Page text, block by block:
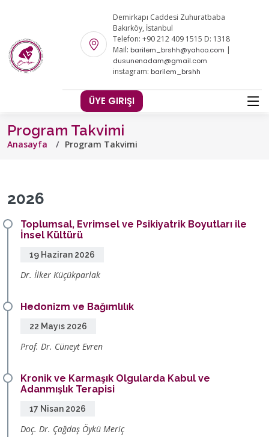
Demirkapı Caddesi Zuhuratbaba
Bakırköy, İstanbul
Telefon: +90 212 409 1515 D: 1318
Mail: barilem_brshh@yahoo.com |
dusunenadam@gmail.com
instagram: barilem_brshh
ÜYE GIRIŞI
Program Takvimi
Anasayfa Program Takvimi
2026
Toplumsal, Evrimsel ve Psikiyatrik Boyutları ile
İnsel Kültürü
19 Haziran 2026
Dr. İlker Küçükparlak
Hedonizm ve Bağımlılık
22 Mayıs 2026
Prof. Dr. Cüneyt Evren
Kronik ve Karmaşık Olgularda Kabul ve
Adanmışlık Terapisi
17 Nisan 2026
Doç. Dr. Çağdaş Öykü Meriç